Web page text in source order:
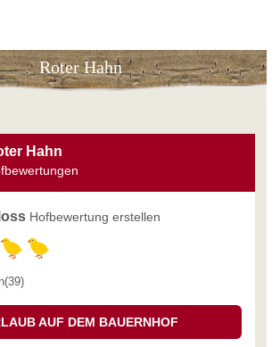
Roter Hahn
Hahn
Hofbewertung erstellen
AUF DEM BAUERNHOF